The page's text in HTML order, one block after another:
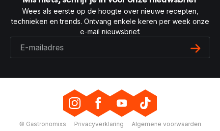
Wees als eerste op de hoogte over nieuwe recepten,
technieken en trends. Ontvang enkele keren per week onze
e-mail nieuwsbrief.
© Gastronomixs Privacyverklaring
Algemene voorwaarden